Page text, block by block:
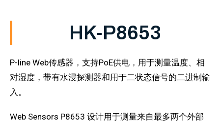
HK-P8653
P-line Web传感器，支持PoE供电，用于测量温度、相
对湿度，带有水浸探测器和用于二状态信号的二进制输
入。
Web Sensors P8653 设计用于测量来自最多两个外部